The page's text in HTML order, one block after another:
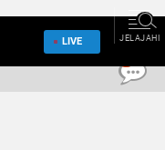
LIVE JELAJAHI